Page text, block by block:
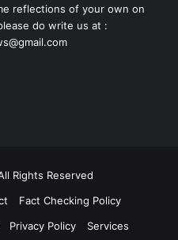
reflections of your own on
do write us at :
Rights Reserved
Fact Checking Policy
Privacy Policy Services